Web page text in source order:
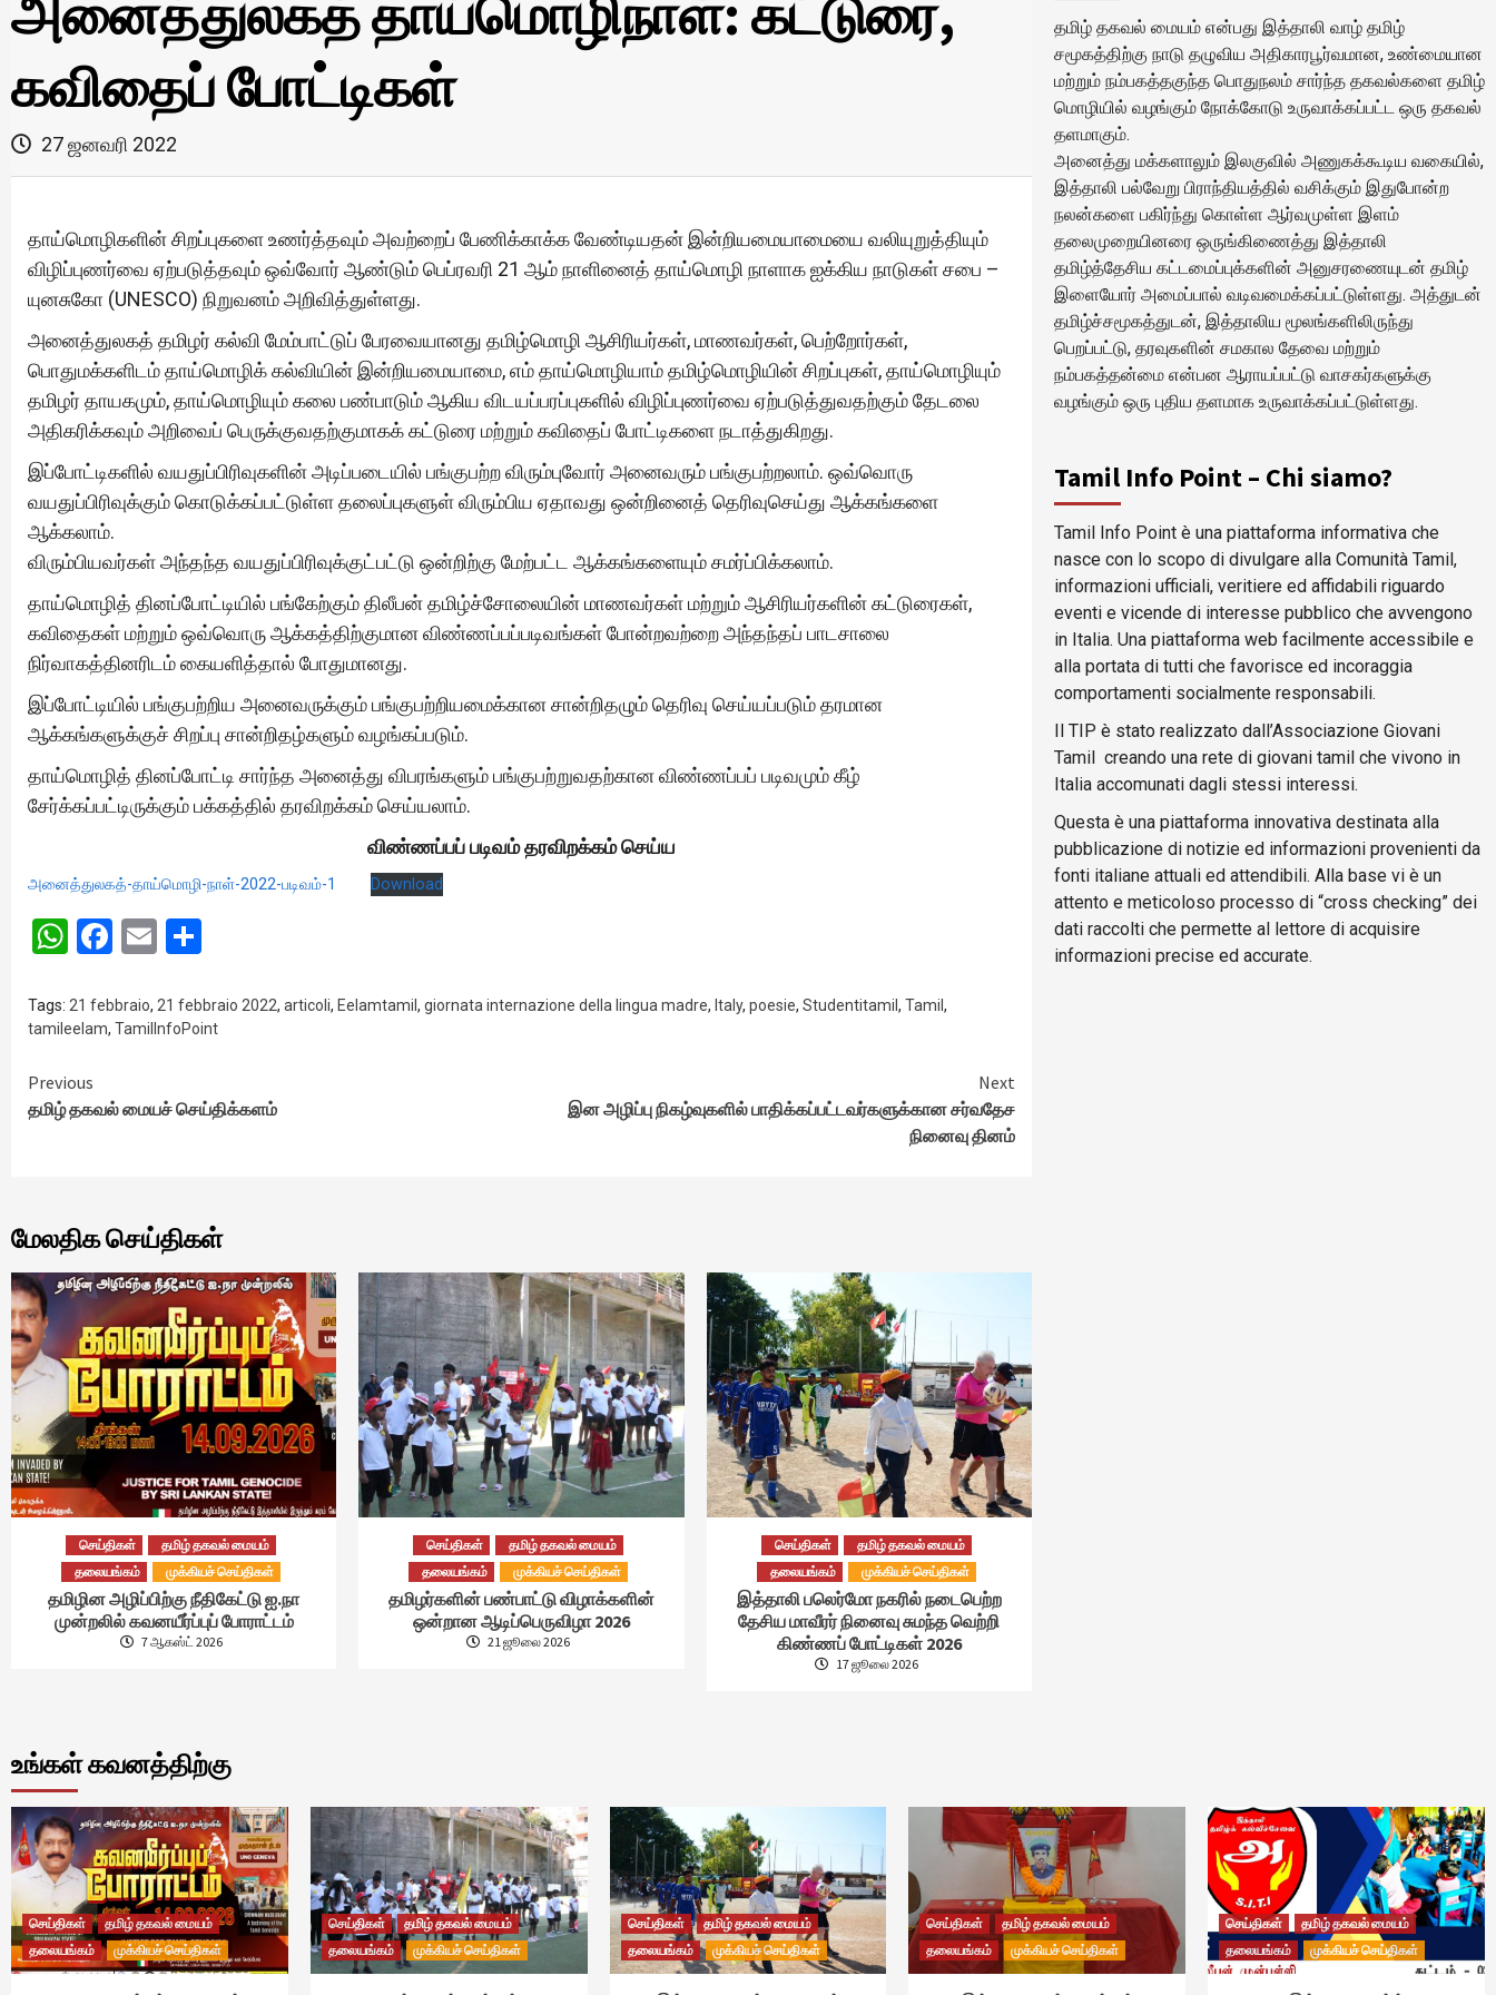
அனைத்துலகத் தாய்மொழிநாள்: கட்டுரை,
கவிதைப் போட்டிகள்
27 ஜனவரி 2022
தாய்மொழிகளின் சிறப்புகளை உணர்த்தவும் அவற்றைப் பேணிக்காக்க வேண்டியதன் இன்றியமையாமையை வலியுறுத்தியும்
விழிப்புணர்வை ஏற்படுத்தவும் ஒவ்வோர் ஆண்டும் பெப்ரவரி 21 ஆம் நாளினைத் தாய்மொழி நாளாக ஐக்கிய நாடுகள் சபை –
யுனசுகோ (UNESCO) நிறுவனம் அறிவித்துள்ளது.
அனைத்துலகத் தமிழர் கல்வி மேம்பாட்டுப் பேரவையானது தமிழ்மொழி ஆசிரியர்கள், மாணவர்கள், பெற்றோர்கள்,
பொதுமக்களிடம் தாய்மொழிக் கல்வியின் இன்றியமையாமை, எம் தாய்மொழியாம் தமிழ்மொழியின் சிறப்புகள், தாய்மொழியும்
தமிழர் தாயகமும், தாய்மொழியும் கலை பண்பாடும் ஆகிய விடயப்பரப்புகளில் விழிப்புணர்வை ஏற்படுத்துவதற்கும் தேடலை
அதிகரிக்கவும் அறிவைப் பெருக்குவதற்குமாகக் கட்டுரை மற்றும் கவிதைப் போட்டிகளை நடாத்துகிறது.
இப்போட்டிகளில் வயதுப்பிரிவுகளின் அடிப்படையில் பங்குபற்ற விரும்புவோர் அனைவரும் பங்குபற்றலாம். ஒவ்வொரு
வயதுப்பிரிவுக்கும் கொடுக்கப்பட்டுள்ள தலைப்புகளுள் விரும்பிய ஏதாவது ஒன்றினைத் தெரிவுசெய்து ஆக்கங்களை
ஆக்கலாம்.
விரும்பியவர்கள் அந்தந்த வயதுப்பிரிவுக்குட்பட்டு ஒன்றிற்கு மேற்பட்ட ஆக்கங்களையும் சமர்ப்பிக்கலாம்.
தாய்மொழித் தினப்போட்டியில் பங்கேற்கும் திலீபன் தமிழ்ச்சோலையின் மாணவர்கள் மற்றும் ஆசிரியர்களின் கட்டுரைகள்,
கவிதைகள் மற்றும் ஒவ்வொரு ஆக்கத்திற்குமான விண்ணப்பப்படிவங்கள் போன்றவற்றை அந்தந்தப் பாடசாலை
நிர்வாகத்தினரிடம் கையளித்தால் போதுமானது.
இப்போட்டியில் பங்குபற்றிய அனைவருக்கும் பங்குபற்றியமைக்கான சான்றிதழும் தெரிவு செய்யப்படும் தரமான
ஆக்கங்களுக்குச் சிறப்பு சான்றிதழ்களும் வழங்கப்படும்.
தாய்மொழித் தினப்போட்டி சார்ந்த அனைத்து விபரங்களும் பங்குபற்றுவதற்கான விண்ணப்பப் படிவமும் கீழ்
சேர்க்கப்பட்டிருக்கும் பக்கத்தில் தரவிறக்கம் செய்யலாம்.
விண்ணப்பப் படிவம்தரவிறக்கம் செய்ய
அனைத்துலகத்-தாய்மொழி-நாள்-2022-படிவம்-1 Download
WhatsApp
Facebook
Email
Tags: 21 febbraio, 21 febbraio 2022, articoli, Eelamtamil , giornata internazione della lingua madre, Italy, poesie, Studentitamil , Tamil ,
tamileelam, TamilInfoPoint
Continue
Reading
Previous
தமிழ் தகவல் மையச் செய்திக்களம்
Next
இன அழிப்பு நிகழ்வுகளில் பாதிக்கப்பட்டவர்களுக்கான சர்வதேச
நினைவு தினம்
மேலதிக செய்திகள்
செய்திகள்
தமிழ் தகவல் மையம்
தலையங்கம்
முக்கியச் செய்திகள்
தமிழின அழிப்பிற்கு நீதிகேட்டு ஐ.நா
முன்றலில் கவனயீர்ப்புப் போராட்டம்
7 ஆகஸ்ட் 2026
செய்திகள்
தமிழ் தகவல் மையம்
தலையங்கம்
முக்கியச் செய்திகள்
தமிழர்களின் பண்பாட்டு விழாக்களின்
ஒன்றான ஆடிப்பெருவிழா 2026
21 ஜூலை 2026
செய்திகள்
தமிழ் தகவல் மையம்
தலையங்கம்
முக்கியச் செய்திகள்
இத்தாலி பலெர்மோ நகரில் நடைபெற்ற
தேசிய மாவீரர் நினைவு சுமந்த வெற்றி
கிண்ணப் போட்டிகள் 2026
17 ஜூலை 2026
தமிழ் தகவல் மையம் என்பது இத்தாலி வாழ் தமிழ்
சமூகத்திற்கு நாடு தழுவிய அதிகாரபூர்வமான, உண்மையான
மற்றும் நம்பகத்தகுந்த பொதுநலம் சார்ந்த தகவல்களை தமிழ்
மொழியில் வழங்கும் நோக்கோடு உருவாக்கப்பட்ட ஒரு தகவல்
தளமாகும்.
அனைத்து மக்களாலும் இலகுவில் அணுகக்கூடிய வகையில்,
இத்தாலி பல்வேறு பிராந்தியத்தில் வசிக்கும் இதுபோன்ற
நலன்களை பகிர்ந்து கொள்ள ஆர்வமுள்ள இளம்
தலைமுறையினரை ஒருங்கிணைத்து இத்தாலி
தமிழ்த்தேசிய கட்டமைப்புக்களின் அனுசரணையுடன் தமிழ்
இளையோர் அமைப்பால் வடிவமைக்கப்பட்டுள்ளது. அத்துடன்
தமிழ்ச்சமூகத்துடன், இத்தாலிய மூலங்களிலிருந்து
பெறப்பட்டு, தரவுகளின் சமகால தேவை மற்றும்
நம்பகத்தன்மை என்பன ஆராயப்பட்டு வாசகர்களுக்கு
வழங்கும் ஒரு புதிய தளமாக உருவாக்கப்பட்டுள்ளது.
Tamil Info Point – Chi siamo?
Tamil Info Point è una piattaforma informativa che
nasce con lo scopo di divulgare alla Comunità Tamil,
informazioni ufficiali, veritiere ed affidabili riguardo
eventi e vicende di interesse pubblico che avvengono
in Italia. Una piattaforma web facilmente accessibile e
alla portata di tutti che favorisce ed incoraggia
comportamenti socialmente responsabili.
Il TIP è stato realizzato dall’Associazione Giovani
Tamil creando una rete di giovani tamil che vivono in
Italia accomunati dagli stessi interessi.
Questa è una piattaforma innovativa destinata alla
pubblicazione di notizie ed informazioni provenienti da
fonti italiane attuali ed attendibili. Alla base vi è un
attento e meticoloso processo di “cross checking” dei
dati raccolti che permette al lettore di acquisire
informazioni precise ed accurate.
உங்கள் கவனத்திற்கு
செய்திகள்
தமிழ் தகவல் மையம்
தலையங்கம்
முக்கியச் செய்திகள்
செய்திகள்
தமிழ் தகவல் மையம்
தலையங்கம்
முக்கியச் செய்திகள்
செய்திகள்
தமிழ் தகவல் மையம்
தலையங்கம்
முக்கியச் செய்திகள்
செய்திகள்
தமிழ் தகவல் மையம்
தலையங்கம்
முக்கியச் செய்திகள்
செய்திகள்
தமிழ் தகவல் மையம்
தலையங்கம்
முக்கியச் செய்திகள்